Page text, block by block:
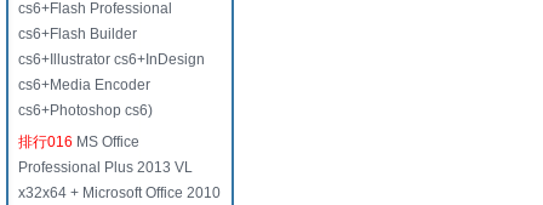
cs6+Flash Professional
cs6+Flash Builder
cs6+Illustrator cs6+InDesign
cs6+Media Encoder
cs6+Photoshop cs6)
排行016 MS Office
Professional Plus 2013 VL
x32x64 + Microsoft Office 2010